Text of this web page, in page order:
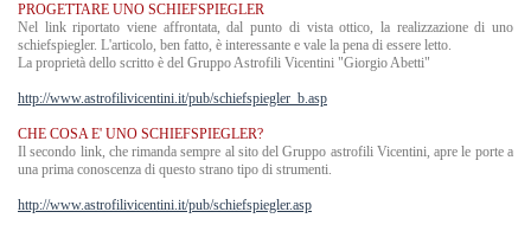
PROGETTARE UNO SCHIEFSPIEGLER
Nel link riportato viene affrontata, dal punto di vista ottico, la realizzazione di uno
schiefspiegler. L'articolo, ben fatto, è interessante e vale la pena di essere letto.
La proprietà dello scritto è del Gruppo Astrofili Vicentini "Giorgio Abetti"
http://www.astrofilivicentini.it/pub/schiefspiegler_b.asp
CHE COSA E' UNO SCHIEFSPIEGLER?
Il secondo link, che rimanda sempre al sito del Gruppo astrofili Vicentini, apre le porte a
una prima conoscenza di questo strano tipo di strumenti.
http://www.astrofilivicentini.it/pub/schiefspiegler.asp